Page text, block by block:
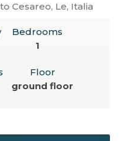
Cesareo, Le, Italia
Bedrooms
1
Floor
ground floor